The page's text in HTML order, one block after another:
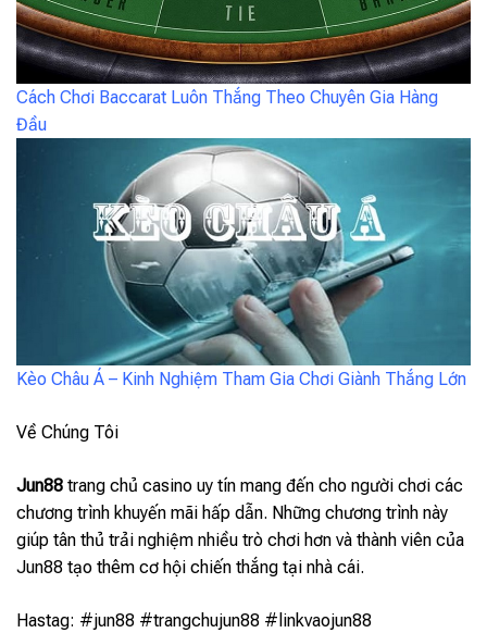
Cách Chơi Baccarat Luôn Thắng Theo Chuyên Gia Hàng
Đầu
Kèo Châu Á – Kinh Nghiệm Tham Gia Chơi Giành Thắng Lớn
Về Chúng Tôi
Jun88 trang chủ casino uy tín mang đến cho người chơi các
chương trình khuyến mãi hấp dẫn. Những chương trình này
giúp tân thủ trải nghiệm nhiều trò chơi hơn và thành viên của
Jun88 tạo thêm cơ hội chiến thắng tại nhà cái.
Hastag: #jun88 #trangchujun88 #linkvaojun88